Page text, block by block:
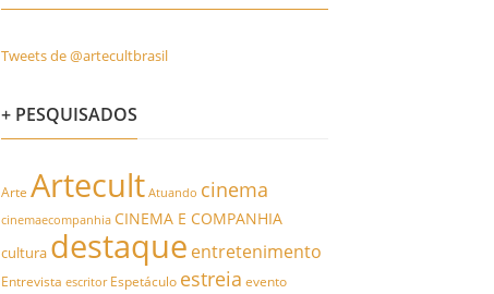
Tweets de @artecultbrasil
+ PESQUISADOS
Arte Artecult Atuando cinema
cinemaecompanhia CINEMA E COMPANHIA
cultura destaque entretenimento
Entrevista escritor Espetáculo estreia evento